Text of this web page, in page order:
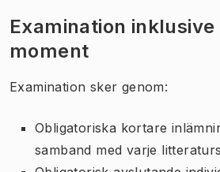
Examination
moment
Examination sker genom:
Obligatoriska kortare
samband med varje